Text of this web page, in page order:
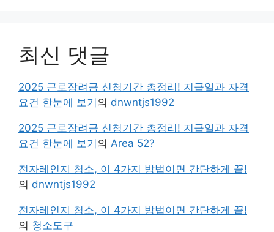
최신 댓글
2025 근로장려금 신청기간 총정리! 지급일과 자격
요건 한눈에 보기의 dnwntjs1992
2025 근로장려금 신청기간 총정리! 지급일과 자격
요건 한눈에 보기의 Area 52?
전자레인지 청소, 이 4가지 방법이면 간단하게 끝!
의 dnwntjs1992
전자레인지 청소, 이 4가지 방법이면 간단하게 끝!
의 청소도구